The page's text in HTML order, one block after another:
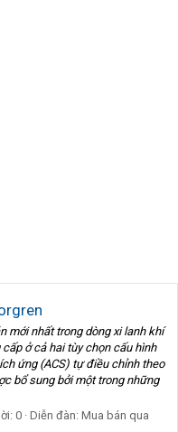
mới nhất trong dòng xi lanh khí
ở cả hai tùy chọn cấu hình
ứng (ACS) tự điều chỉnh theo
bổ sung bởi một trong những
0 Diễn đàn: Mua bán qua